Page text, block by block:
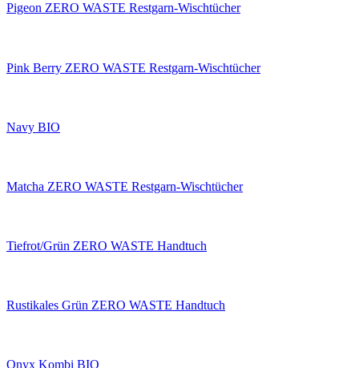
Pigeon ZERO WASTE Restgarn-Wischtücher
Pink Berry ZERO WASTE Restgarn-Wischtücher
Navy BIO
Matcha ZERO WASTE Restgarn-Wischtücher
Tiefrot/Grün ZERO WASTE Handtuch
Rustikales Grün ZERO WASTE Handtuch
Onyx Kombi BIO